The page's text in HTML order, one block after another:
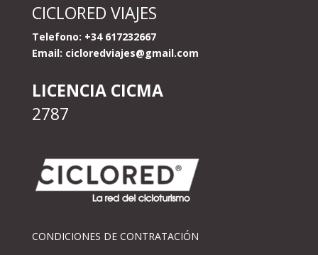
CICLORED VIAJES
Telefono: +34 617232667
Email: cicloredviajes@gmail.com
LICENCIA CICMA
2787
CONDICIONES DE CONTRATACIÓN